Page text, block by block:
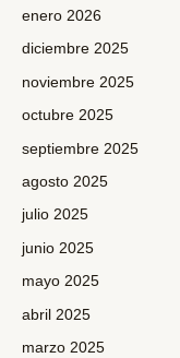
enero 2026
diciembre 2025
noviembre 2025
octubre 2025
septiembre 2025
agosto 2025
julio 2025
junio 2025
mayo 2025
abril 2025
marzo 2025